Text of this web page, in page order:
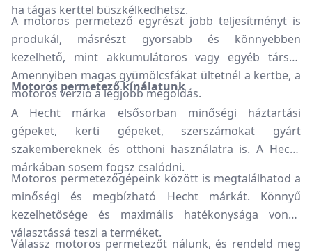
ha tágas kerttel büszkélkedhetsz.
A motoros permetező egyrészt jobb teljesítményt is
produkál, másrészt gyorsabb és könnyebben
kezelhető, mint akkumulátoros vagy egyéb társai.
Amennyiben magas gyümölcsfákat ültetnél a kertbe, a
motoros verzió a legjobb megoldás.
Motoros permetező kínálatunk
A Hecht márka elsősorban minőségi háztartási
gépeket, kerti gépeket, szerszámokat gyárt
szakembereknek és otthoni használatra is. A Hecht
márkában sosem fogsz csalódni.
Motoros permetezőgépeink között is megtalálhatod a
minőségi és megbízható Hecht márkát. Könnyű
kezelhetősége és maximális hatékonysága vonzó
választássá teszi a terméket.
Válassz motoros permetezőt nálunk, és rendeld meg